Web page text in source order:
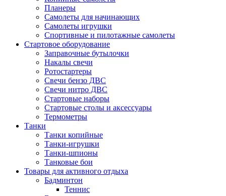
Планеры
Самолеты для начинающих
Самолеты игрушки
Спортивные и пилотажные самолеты
Стартовое оборудование
Заправочные бутылочки
Накалы свечи
Ротостартеры
Свечи бензо ДВС
Свечи нитро ДВС
Стартовые наборы
Стартовые столы и аксессуары
Термометры
Танки
Танки копийные
Танки-игрушки
Танки-шпионы
Танковые бои
Товары для активного отдыха
Бадминтон
Теннис